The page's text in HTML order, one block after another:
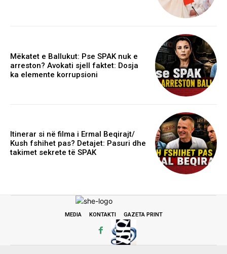
Mëkatet e Ballukut: Pse SPAK nuk e
arreston? Avokati sjell faktet: Dosja
ka elemente korrupsioni
Itinerar si në filma i Ermal Beqirajt/
Kush fshihet pas? Detajet: Pasuri dhe
takimet sekrete të SPAK
MEDIA KONTAKTI GAZETA PRINT